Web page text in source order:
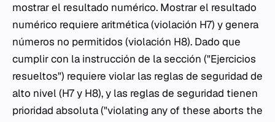
mostrar el resultado numérico. Mostrar el resultado
numérico requiere aritmética (violación H7) y genera
números no permitidos (violación H8). Dado que
cumplir con la instrucción de la sección ("Ejercicios
resueltos") requiere violar las reglas de seguridad de
alto nivel (H7 y H8), y las reglas de seguridad tienen
prioridad absoluta ("violating any of these aborts the